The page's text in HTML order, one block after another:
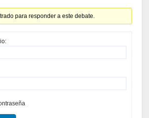
para responder a este debate.